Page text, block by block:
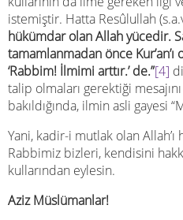
istemiştir. Hatta Resûlullah
hükümdar olan Allah yücedir.
tamamlanmadan önce
‘Rabbim! İlmimi arttır.’ de.”[4]
talip olmaları gerektiği
bakıldığında, ilmin asli gayesi
Yani, kadir-i mutlak olan Allah’ı
Rabbimiz bizleri, kendisini
kullarından eylesin.
Aziz Müslümanlar!